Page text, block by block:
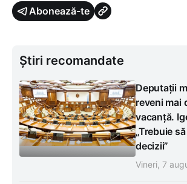
Abonează-te
Știri recomandate
Deputații
reveni mai
vacanță.
„Trebuie
decizii”
Vineri, 7